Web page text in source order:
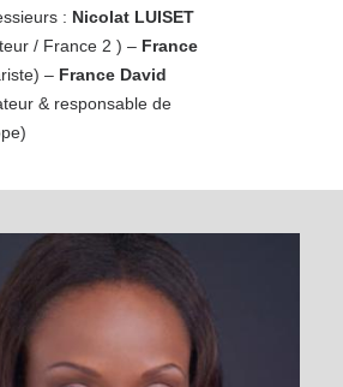
: Nicolat LUISET
/ France 2 ) – France
– France David
& responsable de